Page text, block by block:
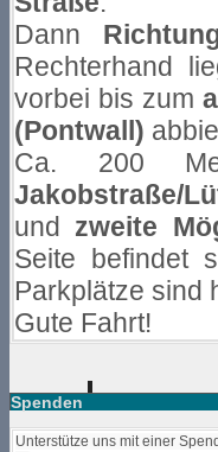
Dann
Rechterhand
vorbei bis zum
(Pontwall)
Ca. 200
Jakobstraße/
und zweite
Seite befindet
Parkplätze sind
Gute Fahrt!
Spenden
Unterstütze uns mit einer